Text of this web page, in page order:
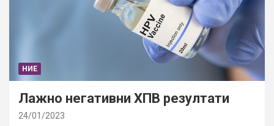
НИЕ
Лажно негативни ХПВ резултати
24/01/2023